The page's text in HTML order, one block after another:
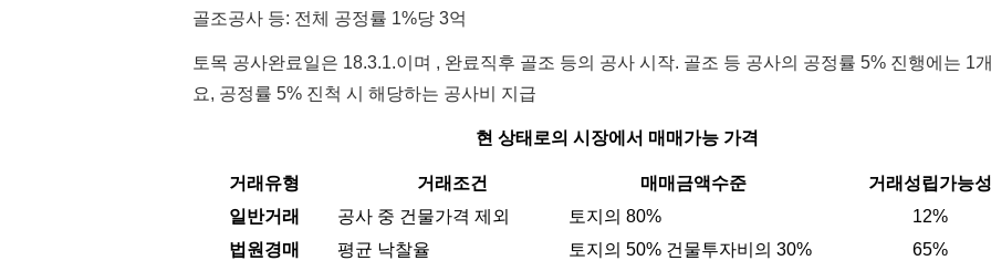
골조공사 등: 전체 공정률 1%당 3억
토목 공사완료일은 18.3.1.이며 , 완료직후 골조 등의 공사 시작. 골조 등 공사의 공정률 5% 진행에는 1
요, 공정률 5% 진척 시 해당하는 공사비 지급
현 상태로의 시장에서 매매가능 가격
거래유형 거래조건 매매금액수준
거래성립가능성
일반거래
공사 중 건물가격 제외 토지의 80%
12%
법원경매
평균 낙찰율 토지의 50% 건물투자비의 30%
65%